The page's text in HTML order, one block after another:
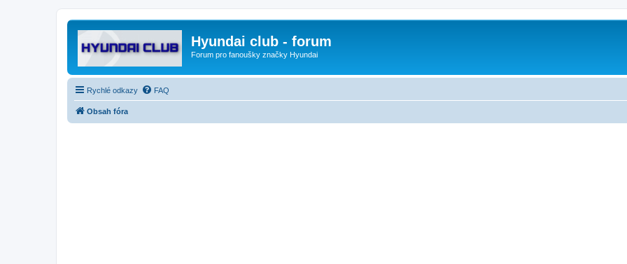
Hyundai club - forum
Forum pro fanoušky značky Hyundai
Rychlé odkazy FAQ
Obsah fóra